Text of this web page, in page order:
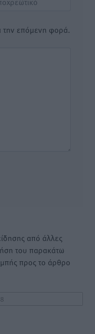
την επόμενη φορά.
από άλλες
του παρακάτω
προς το άρθρο